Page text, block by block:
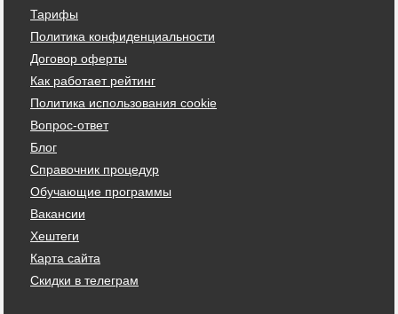
Тарифы
Политика конфиденциальности
Договор оферты
Как работает рейтинг
Политика использования cookie
Вопрос-ответ
Блог
Справочник процедур
Обучающие программы
Вакансии
Хештеги
Карта сайта
Скидки в телеграм